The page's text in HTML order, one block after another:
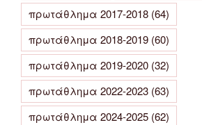
πρωτάθλημα 2017-2018 (64)
πρωτάθλημα 2018-2019 (60)
πρωτάθλημα 2019-2020 (32)
πρωτάθλημα 2022-2023 (63)
πρωτάθλημα 2024-2025 (62)